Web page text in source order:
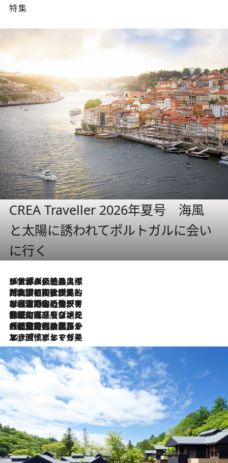
特集
CREA Traveller 2026年夏号 海風
と太陽に誘われてポルトガルに会い
に行く
2026.8.8
リスボンの絶品スイーツ「パステル・デ・ナタ」とは？ポルトガル伝統の奥深い世界へ
2026.7.27
「私の祖国はポルトガル語です」国民的詩人フェルナンド・ペソアと、彼が愛した文学の街を歩く
2026.7.26
ポルトガル近海が育む極上の海の幸。キリリと冷えた白ワインと愉しむ、シーフード専門店の贅沢
2026.7.22
伝統の味をモダンに昇華。高感度な地元客が集う、リスボンの最旬ガストロノミー
2026.7.21
大航海時代の栄華から、震災、独裁、そして革命へ。ポルトガル・首都リスボンの石畳に刻まれた「歴史の光と影」
2026.7.13
エッセイ・ヤマザキマリ「慎ましくも美しき国 ポルトガル」